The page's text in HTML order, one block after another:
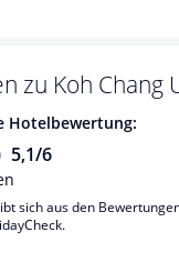
zu Koh Chang
Hotelbewertung:
5,1/6
sich aus den